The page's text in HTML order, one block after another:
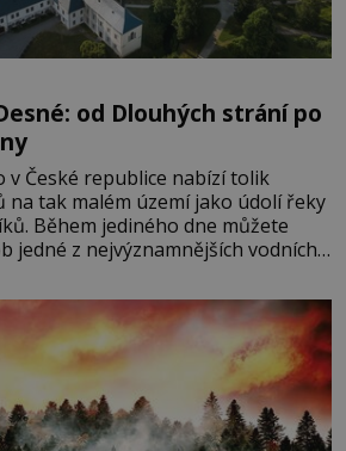
od Dlouhých strání po
v České republice nabízí tolik
na tak malém území jako údolí řeky
Během jediného dne můžete
jedné z nejvýznamnějších vodních
zakončit poznáváním památek ve
v termálním